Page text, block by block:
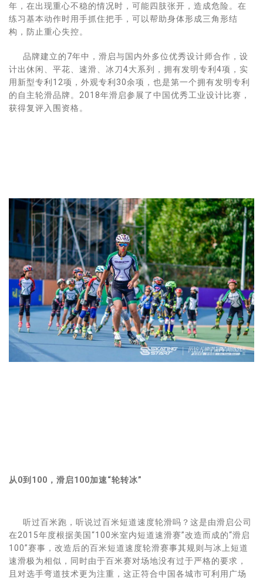
年，在出现重心不稳的情况时，可能四肢张开，造成危险。在
练习基本动作时用手抓住把手，可以帮助身体形成三角形结
构，防止重心失控。
品牌建立的7年中，滑启与国内外多位优秀设计师合作，设
计出休闲、平花、速滑、冰刀4大系列，拥有发明专利4项，实
用新型专利12项，外观专利30余项，也是第一个拥有发明专利
的自主轮滑品牌。2018年滑启参展了中国优秀工业设计比赛，
获得复评入围资格。
从0到100，滑启100加速“轮转冰”
听过百米跑，听说过百米短道速度轮滑吗？这是由滑启公司
在2015年度根据美国“100米室内短道速滑赛”改造而成的“滑启
100”赛事，改造后的百米短道速度轮滑赛事其规则与冰上短道
速滑极为相似，同时由于百米赛对场地没有过于严格的要求，
且对选手弯道技术更为注重，这正符合中国各城市可利用广场